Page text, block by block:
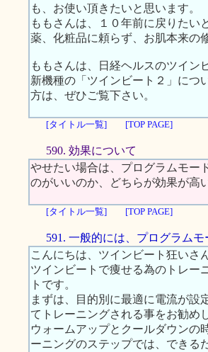
も、お使い頂きたいと思います。
ももさんは、１０年前に戻りたい
薬、化粧品に頼らず、お肌本来の
ももさんは、日経ヘルスのツイン
新機種の「ツインビート２」につ
方は、ぜひご覧下さい。
[タイトル一覧] [TOP PAGE]
590. 効果について
やせたい場合は、プログラムモー
のがいいのか、どちらが効果が高
[タイトル一覧] [TOP PAGE]
591. 一般的には、プログラム
こんにちは、ツインビート狂いさん
ツインビートで痩せる為のトレー
トです。
まずは、目的別に最適に電流が設
てトレーニングされる事をお勧め
ウォームアップとクールダウンの
ーニングのステップでは、できる